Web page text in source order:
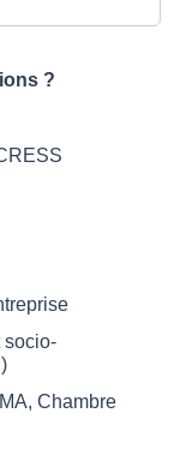
?
socio-
Chambre